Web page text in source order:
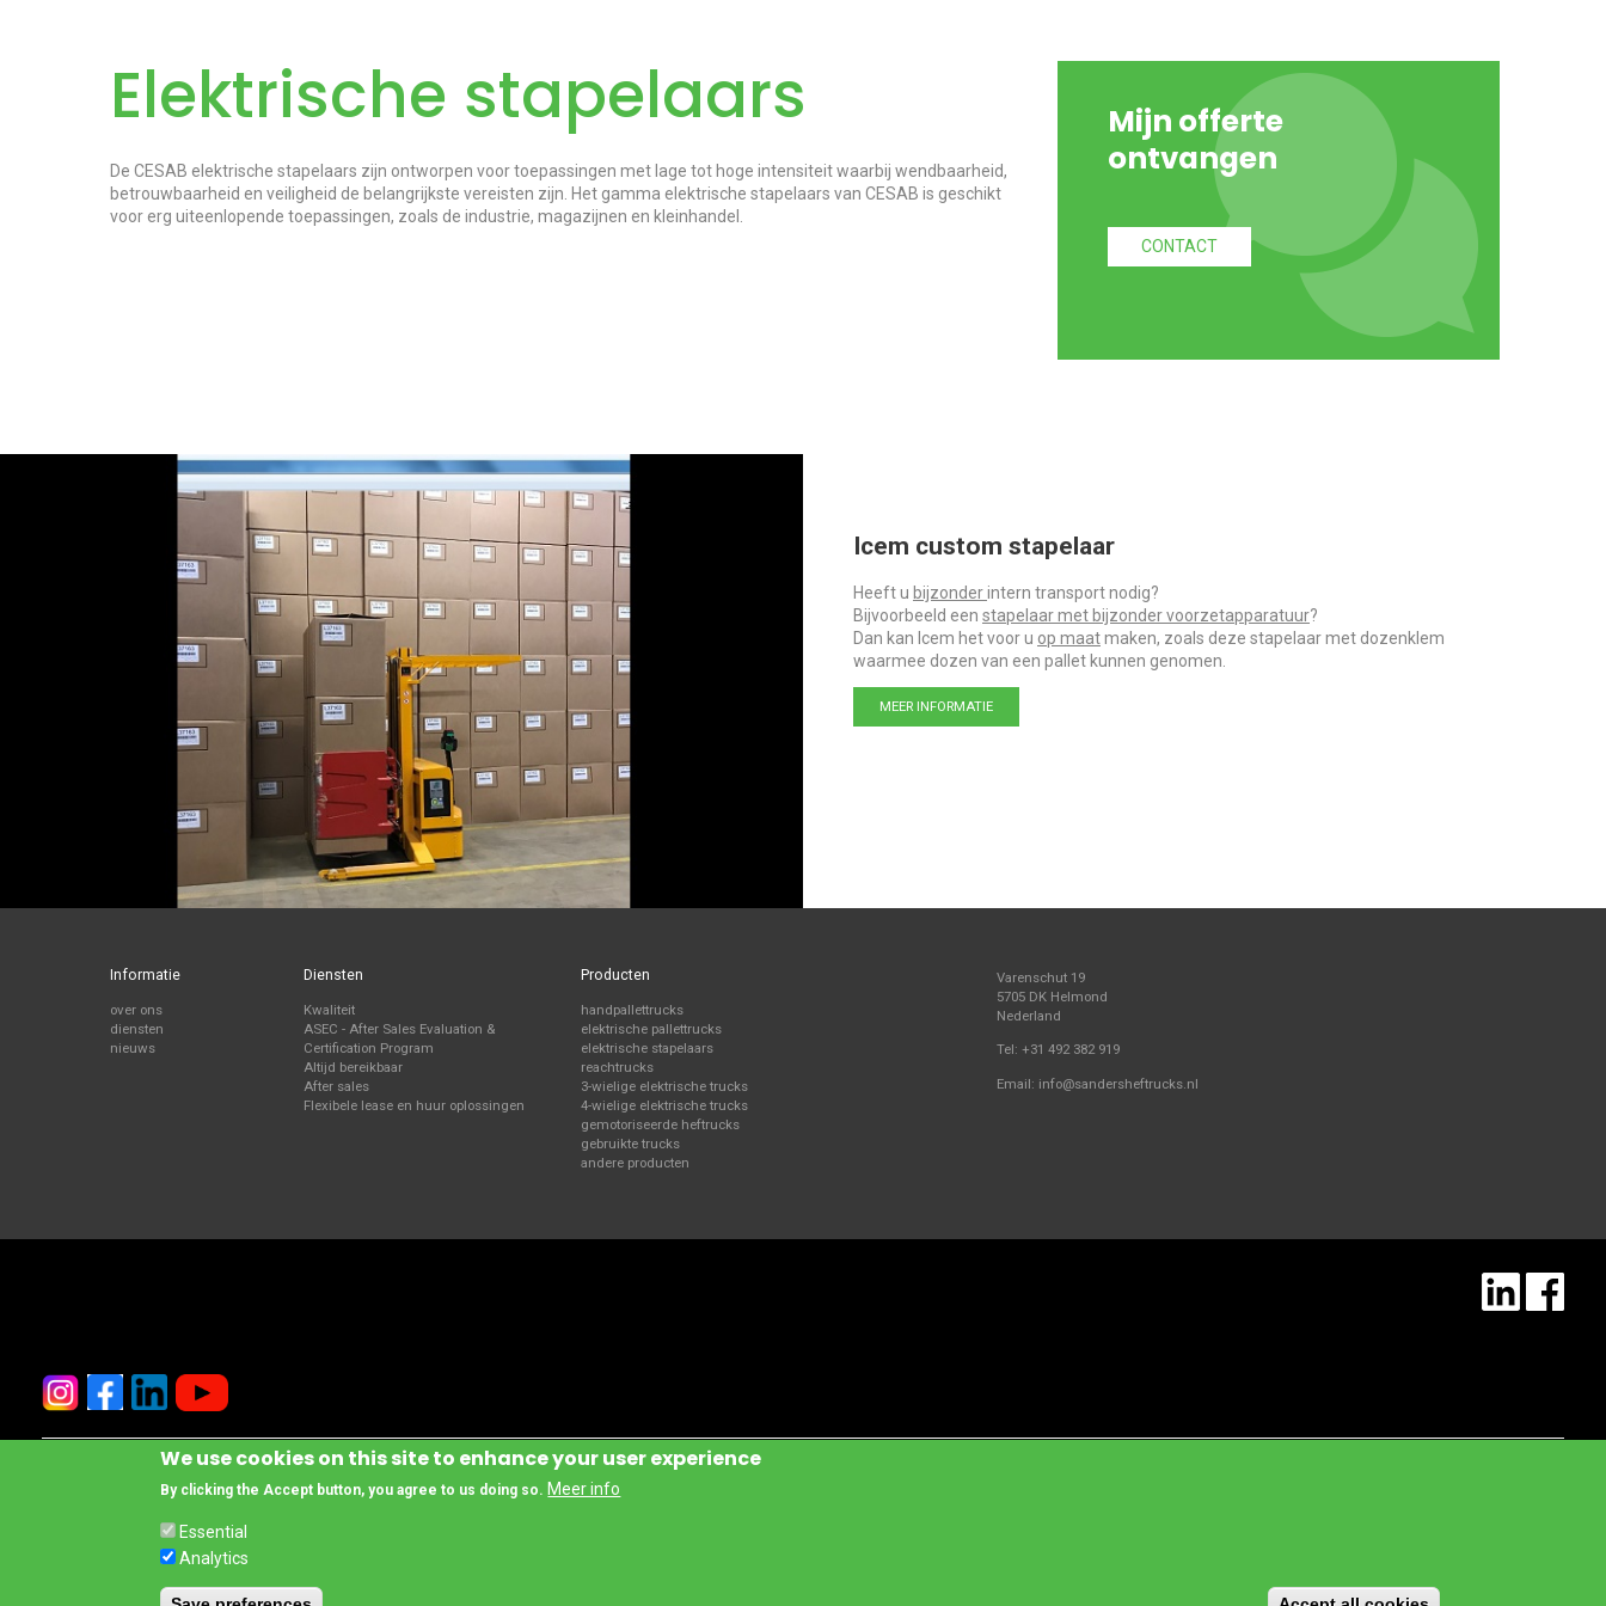
Elektrische stapelaars
De CESAB elektrische stapelaars zijn ontworpen voor toepassingen met lage tot hoge intensiteit waarbij wendbaarheid,
betrouwbaarheid en veiligheid de belangrijkste vereisten zijn. Het gamma elektrische stapelaars van CESAB is geschikt
voor erg uiteenlopende toepassingen, zoals de industrie, magazijnen en kleinhandel.
Mijn offerte
ontvangen
CONTACT
Icem custom stapelaar
Heeft u bijzonderintern transport nodig?
Bijvoorbeeld een stapelaar met bijzonder voorzetapparatuur?
Dan kan Icem het voor u op maatmaken, zoals deze stapelaar met dozenklem
waarmee dozen van een pallet kunnen genomen.
MEER INFORMATIE
Informatie
over ons
diensten
nieuws
Diensten
Kwaliteit
ASEC - After Sales Evaluation &
Certification Program
Altijd bereikbaar
After sales
Flexibele lease en huur oplossingen
Producten
handpallettrucks
elektrische pallettrucks
elektrische stapelaars
reachtrucks
3-wielige elektrische trucks
4-wielige elektrische trucks
gemotoriseerde heftrucks
gebruikte trucks
andere producten
Varenschut 19
5705 DK Helmond
Nederland
Tel:+31 492 382 919
Email: info@sandersheftrucks.nl
- Toyota Material Handling Manufacturing Italy S.P.A.
Footer
Wanneer u deze website bezoekt, verwerken wij een aantal persoonsgegevens. Deze gegevens worden gebruikt voor profilerings- en direct marketing-doeleinden,
alsmede voor statistische en onderzoeksdoeleinden. Dit doen wij op een integrale en veilige manier waarbij wij de wet- en regelgeving in acht nemen.
We use cookies on this site to enhance your user experience
By clicking the Accept button, you agree to us doing so. Meer info
Essential
Analytics